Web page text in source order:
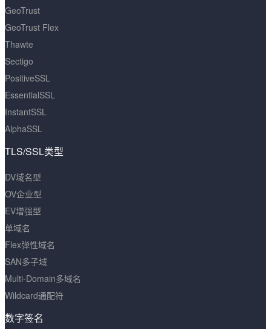
GeoTrust
GeoTrust Flex
Thawte
Sectigo
PositiveSSL
EssentialSSL
InstantSSL
AlphaSSL
TLS/SSL类型
DV域名型
OV企业型
EV增强型
单域名
Flex弹性域名
SAN多子域
Multi-Domain多域名
Wildcard通配符
数字签名